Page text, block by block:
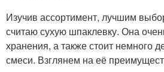
Изучив ассортимент, лучшим
считаю сухую шпаклевку. Она
хранения, а также стоит немного
смеси. Взглянем на её